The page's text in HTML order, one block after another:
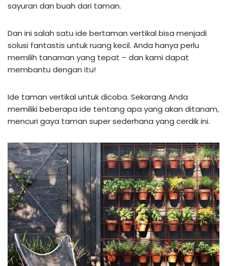
sayuran dan buah dari taman.
Dan ini salah satu ide bertaman vertikal bisa menjadi
solusi fantastis untuk ruang kecil. Anda hanya perlu
memilih tanaman yang tepat – dan kami dapat
membantu dengan itu!
Ide taman vertikal untuk dicoba. Sekarang Anda
memiliki beberapa ide tentang apa yang akan ditanam,
mencuri gaya taman super sederhana yang cerdik ini.